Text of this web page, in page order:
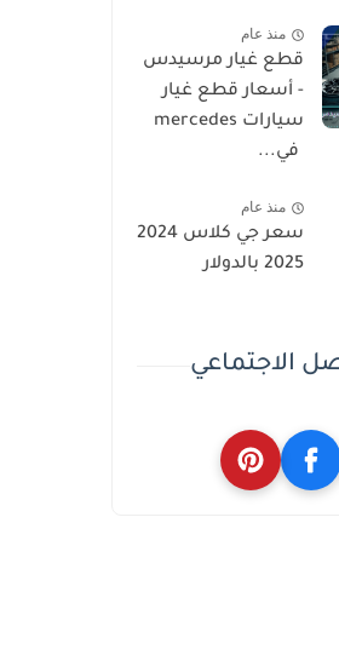
منذ عام
قطع غيار مرسيدس
- أسعار قطع غيار
سيارات mercedes
في...
منذ عام
سعر جي كلاس 2024
2025 بالدولار
الاجتماعي